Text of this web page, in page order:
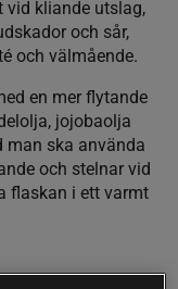
vid kliande utslag,
och sår,
och välmående.
en mer flytande
jojobaolja
man ska använda
och stelnar vid
flaskan i ett varmt